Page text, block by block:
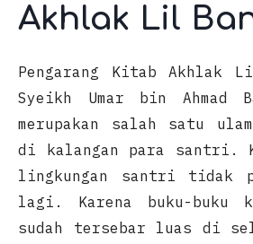
Akhlak Lil
Pengarang Kitab Akhlak
Syeikh Umar bin Ahmad
merupakan salah satu
di kalangan para santri.
lingkungan santri tidak
lagi. Karena buku-buku
sudah tersebar luas di